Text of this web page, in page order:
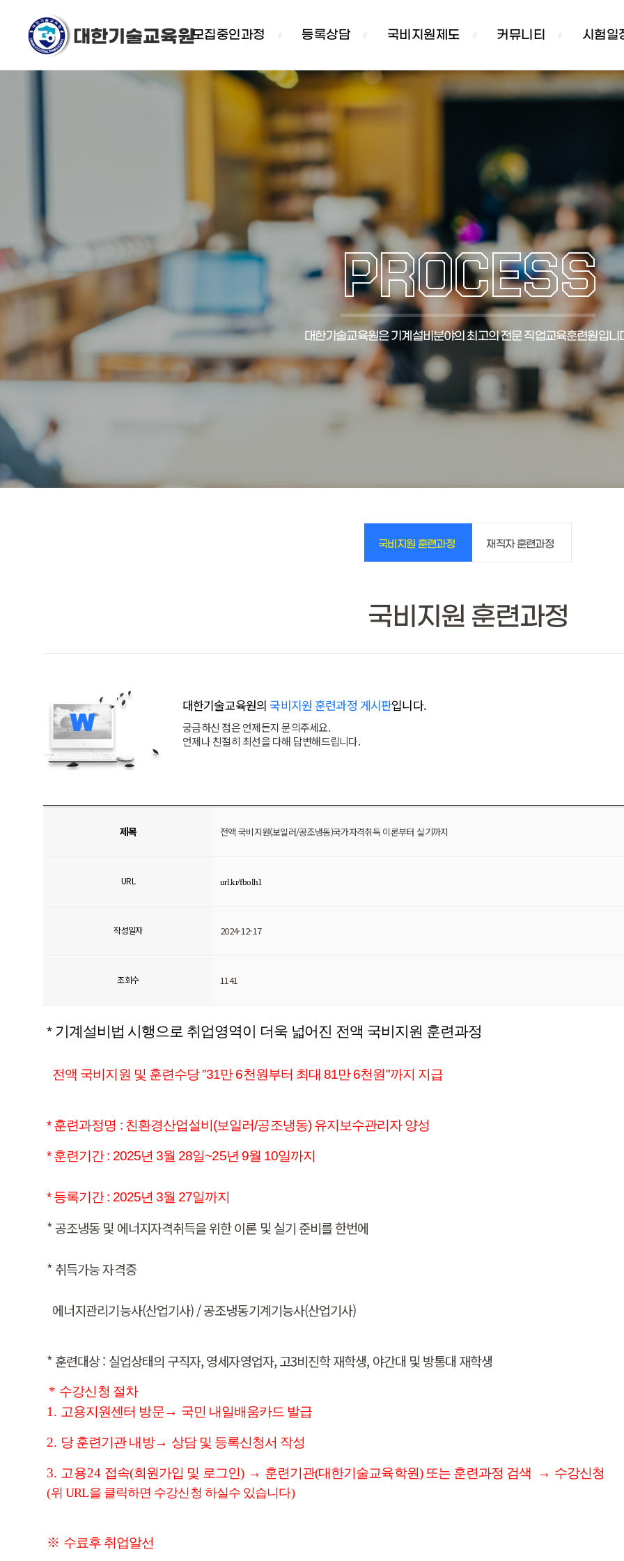
모집중인과정 등록상담 국비지원제도 커뮤니티 시험일
PROCESS
대한기술교육원은 기계설비분야의 최고의 전문 직업교육훈련원입니
국비지원 훈련과정 재직자 훈련과정
국비지원 훈련과정
대한기술교육원의국비지원 훈련과정 게시판입니다.
궁금하신 점은 언제든지 문의주세요.
언제나 친절히 최선을 다해 답변해드립니다.
제목 전액 국비지원(보일러/공조냉동)국가자격취득 이론부터 실기까지
URL url.kr/fbolh1
작성일자 2024-12-17
조회수 1141
* 기계설비법 시행으로 취업영역이 더욱 넓어진 전액 국비지원 훈련과정
전액 국비지원 및 훈련수당 "31만 6천원부터 최대 81만 6천원"까지 지급
* 훈련과정명 : 친환경산업설비(보일러/공조냉동) 유지보수관리자 양성
* 훈련기간 : 2025년 3월 28일~25년 9월 10일까지
* 등록기간 : 2025년 3월 27일까지
* 공조냉동 및 에너지자격취득을 위한 이론 및 실기 준비를 한번에
* 취득가능 자격증
에너지관리기능사(산업기사) / 공조냉동기계기능사(산업기사)
* 훈련대상 : 실업상태의 구직자, 영세자영업자, 고3비진학 재학생, 야간대 및 방통대 재학생
* 수강신청 절차
1. 고용지원센터 방문→ 국민 내일배움카드 발급
2. 당 훈련기관 내방→ 상담 및 등록신청서 작성
3. 고용24 접속(회원가입 및 로그인) → 훈련기관(대한기술교육학원) 또는 훈련과정 검색 → 수강신청
(위 URL을 클릭하면 수강신청 하실수 있습니다)
※​ 수료후 취업알선